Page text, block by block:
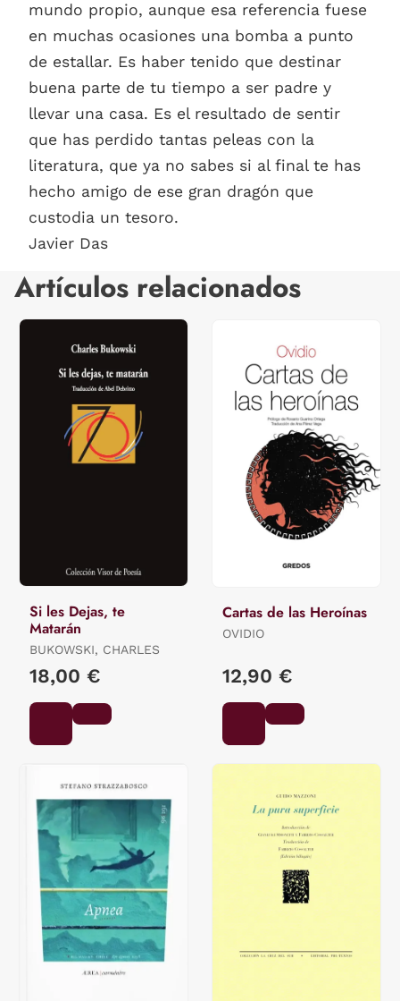
mundo propio, aunque esa referencia fuese
en muchas ocasiones una bomba a punto
de estallar. Es haber tenido que destinar
buena parte de tu tiempo a ser padre y
llevar una casa. Es el resultado de sentir
que has perdido tantas peleas con la
literatura, que ya no sabes si al final te has
hecho amigo de ese gran dragón que
custodia un tesoro.
Javier Das
Artículos relacionados
Si les Dejas, te
Matarán
BUKOWSKI, CHARLES
18,00 €
Cartas de las Heroínas
OVIDIO
12,90 €